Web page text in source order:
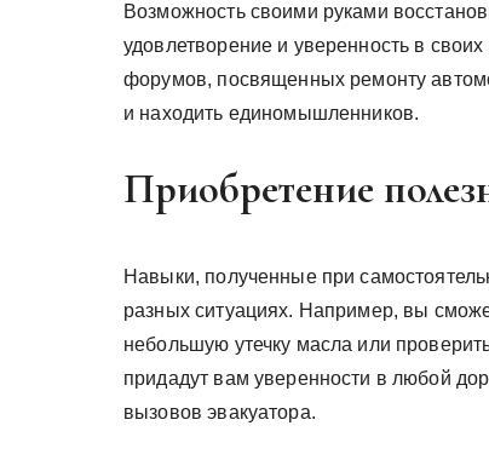
Возможность своими руками
удовлетворение и уверенность в
форумов, посвященных ремонту
и находить единомышленников.
Приобретение
Навыки, полученные при
разных ситуациях. Например, вы
небольшую утечку масла или
придадут вам уверенности в любой
вызовов эвакуатора.